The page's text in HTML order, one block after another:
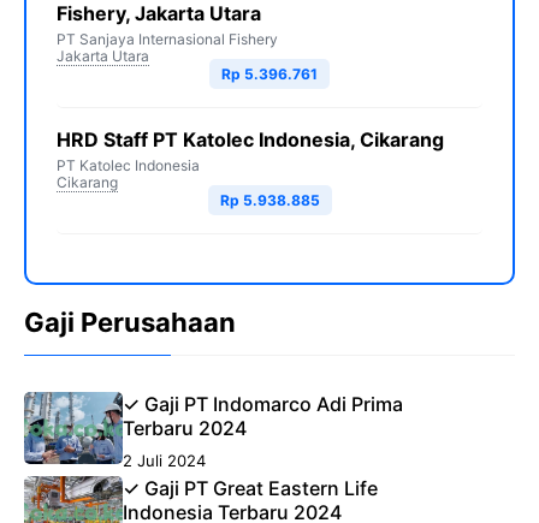
Fishery, Jakarta Utara
PT Sanjaya Internasional Fishery
Jakarta Utara
Rp 5.396.761
HRD Staff PT Katolec Indonesia, Cikarang
PT Katolec Indonesia
Cikarang
Rp 5.938.885
Gaji Perusahaan
✓ Gaji PT Indomarco Adi Prima
Terbaru 2024
2 Juli 2024
✓ Gaji PT Great Eastern Life
Indonesia Terbaru 2024